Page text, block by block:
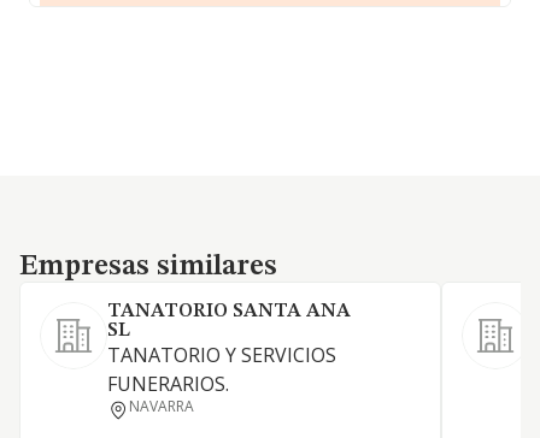
Empresas similares
Empresas similares
TANATORIO SANTA ANA
SL
TANATORIO Y SERVICIOS
FUNERARIOS.
NAVARRA